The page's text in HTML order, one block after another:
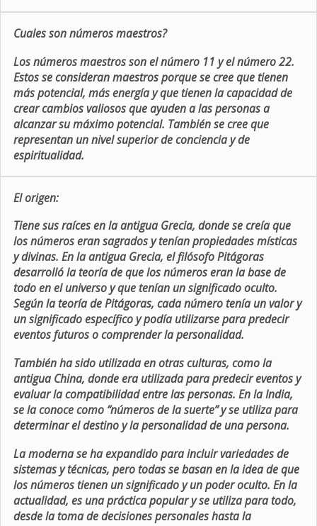
Cuales son números maestros?
Los números maestros son el número 11 y el número 22.
Estos se consideran maestros porque se cree que tienen
más potencial, más energía y que tienen la capacidad de
crear cambios valiosos que ayuden a las personas a
alcanzar su máximo potencial. También se cree que
representan un nivel superior de conciencia y de
espiritualidad.
El origen:
Tiene sus raíces en la antigua Grecia, donde se creía que
los números eran sagrados y tenían propiedades místicas
y divinas. En la antigua Grecia, el filósofo Pitágoras
desarrolló la teoría de que los números eran la base de
todo en el universo y que tenían un significado oculto.
Según la teoría de Pitágoras, cada número tenía un valor y
un significado específico y podía utilizarse para predecir
eventos futuros o comprender la personalidad.
También ha sido utilizada en otras culturas, como la
antigua China, donde era utilizada para predecir eventos y
evaluar la compatibilidad entre las personas. En la India,
se la conoce como “números de la suerte” y se utiliza para
determinar el destino y la personalidad de una persona.
La moderna se ha expandido para incluir variedades de
sistemas y técnicas, pero todas se basan en la idea de que
los números tienen un significado y un poder oculto. En la
actualidad, es una práctica popular y se utiliza para todo,
desde la toma de decisiones personales hasta la